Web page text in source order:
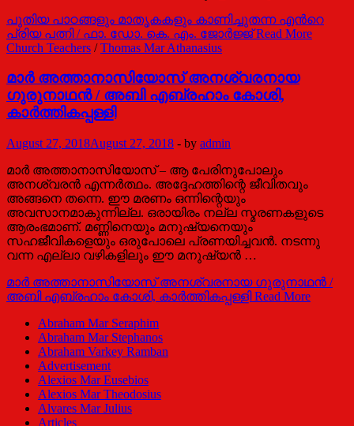
പുതിയ പാഠങ്ങളും മാതൃകകളും കാണിച്ചുതന്ന എന്‍റെ
പ്രിയ പത്നി / ഫാ. ഡോ. കെ. എം. ജോര്‍ജ്ജ്Read More
Church Teachers /Thomas Mar Athanasius
മാർ അത്താനാസിയോസ് അനശ്വരനായ
ഗുരുനാഥൻ / അബി എബ്രഹാം കോശി,
കാർത്തികപ്പള്ളി
August 27, 2018August 27, 2018 - by admin
മാർ അത്താനാസിയോസ് – ആ പേരിനുപോലും
അനശ്വരൻ എന്നർത്ഥം. അദ്ദേഹത്തിന്റെ ജീവിതവും
അങ്ങനെ തന്നെ. ഈ മരണം ഒന്നിന്റെയും
അവസാനമാകുന്നില്ല. ഒരായിരം നല്ല സ്മരണകളുടെ
ആരംഭമാണ്. മണ്ണിനെയും മനുഷ്യനെയും
സഹജീവികളെയും ഒരുപോലെ പ്രണയിച്ചവൻ. നടന്നു
വന്ന എല്ലാ വഴികളിലും ഈ മനുഷ്യൻ …
മാർ അത്താനാസിയോസ് അനശ്വരനായ ഗുരുനാഥൻ /
അബി എബ്രഹാം കോശി, കാർത്തികപ്പള്ളിRead More
Abraham Mar Seraphim
Abraham Mar Stephanos
Abraham Varkey Ramban
Advertisement
Alexios Mar Eusebios
Alexios Mar Theodosius
Alvares Mar Julius
Articles